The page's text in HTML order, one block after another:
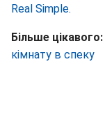
Real Simple.
Більше цікавого:
кімнату в спеку